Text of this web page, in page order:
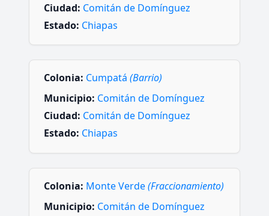
Ciudad: Comitán de Domínguez
Estado: Chiapas
Colonia: Cumpatá (Barrio)
Municipio: Comitán de Domínguez
Ciudad: Comitán de Domínguez
Estado: Chiapas
Colonia: Monte Verde(Fraccionamiento)
Municipio: Comitán de Domínguez